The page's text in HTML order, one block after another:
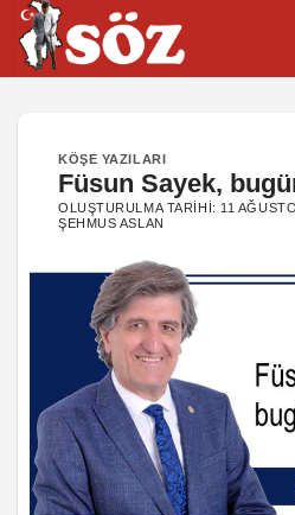
İçeriğe
atla
KÖŞE YAZILARI
Füsun Sayek,
OLUŞTURULMA TARIHI: 11
ŞEHMUS ASLAN